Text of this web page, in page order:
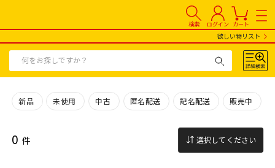
検索 ログイン カート
欲しい物リスト
新品 未使用 中古 匿名配送 記名配送 販売中
0 件 選択してください